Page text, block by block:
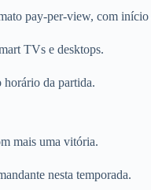
pay-per-view, com
TVs e desktops.
horário da partida.
mais uma vitória.
nesta temporada.